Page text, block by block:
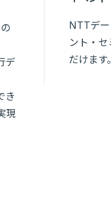
デ
き
現
NTTデ
ント・
だけます。